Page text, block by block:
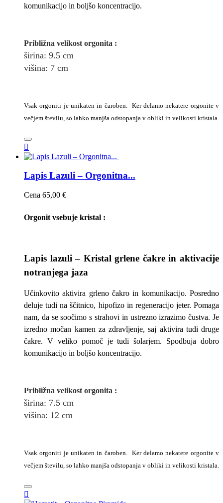
komunikacijo in boljšo koncentracijo.
Približna velikost orgonita :
širina: 9.5 cm
višina: 7 cm
Vsak orgoniti je unikaten in čaroben. Ker delamo nekatere orgonite v
večjem številu, so lahko manjša odstopanja v obliki in velikosti kristala.

Lapis Lazuli – Orgonitna...
Cena 65,00 €
Orgonit vsebuje kristal :
Lapis lazuli – Kristal grlene čakre in aktivacije
notranjega jaza
Učinkovito aktivira grleno čakro in komunikacijo. Posredno
deluje tudi na ščitnico, hipofizo in regeneracijo jeter. Pomaga
nam, da se soočimo s strahovi in ustrezno izrazimo čustva. Je
izredno močan kamen za zdravljenje, saj aktivira tudi druge
čakre. V veliko pomoč je tudi šolarjem. Spodbuja dobro
komunikacijo in boljšo koncentracijo.
Približna velikost orgonita :
širina: 7.5 cm
višina: 12 cm
Vsak orgoniti je unikaten in čaroben. Ker delamo nekatere orgonite v
večjem številu, so lahko manjša odstopanja v obliki in velikosti kristala.
